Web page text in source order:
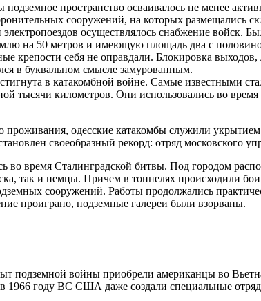
пространство осваивалось не менее
сооружений, на которых размещались
осуществлялось снабжение
на 50 метров и имеющую площадь два с
крепости себя не оправдали. Блокировка
в буквальном смысле замурованным.
в катакомбной войне. Самые известными
тысячи километров. Они использовались во
одесские катакомбы служили
своеобразный рекорд: отряд
во время Сталинградской битвы. Под городом
так и немцы. Причем в тоннелях происходили
сооружений. Работы продолжались
проиграно, подземные галереи были взорваны.
подземной войны приобрели американцы во
1966 году ВС США даже создали специальные